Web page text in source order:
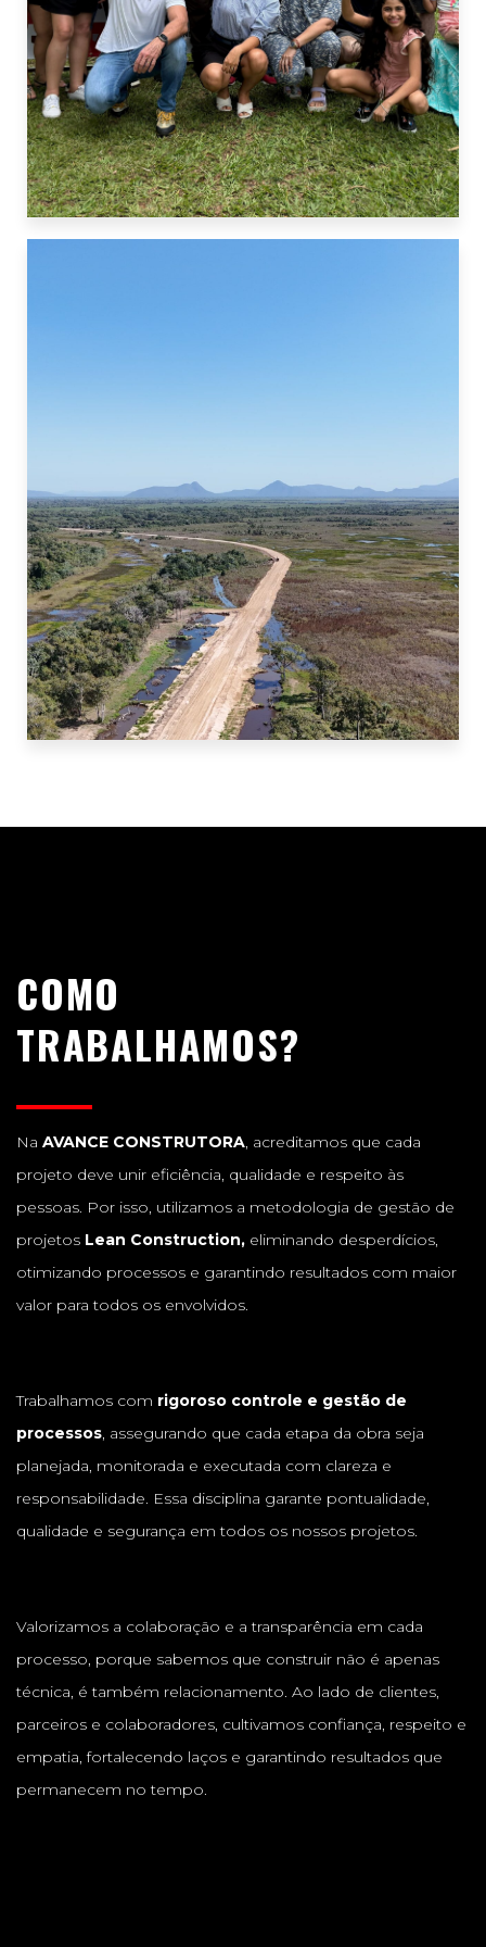
COMO
TRABALHAMOS?
Na AVANCE CONSTRUTORA, acreditamos que cada
projeto deve unir eficiência, qualidade e respeito às
pessoas. Por isso, utilizamos a metodologia de gestão de
projetos Lean Construction, eliminando desperdícios,
otimizando processos e garantindo resultados com maior
valor para todos os envolvidos.
Trabalhamos com rigoroso controle e gestão de
processos, assegurando que cada etapa da obra seja
planejada, monitorada e executada com clareza e
responsabilidade. Essa disciplina garante pontualidade,
qualidade e segurança em todos os nossos projetos.
Valorizamos a colaboração e a transparência em cada
processo, porque sabemos que construir não é apenas
técnica, é também relacionamento. Ao lado de clientes,
parceiros e colaboradores, cultivamos confiança, respeito e
empatia, fortalecendo laços e garantindo resultados que
permanecem no tempo.